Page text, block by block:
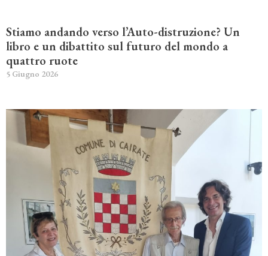
Stiamo andando verso l’Auto-distruzione? Un
libro e un dibattito sul futuro del mondo a
quattro ruote
5 Giugno 2026